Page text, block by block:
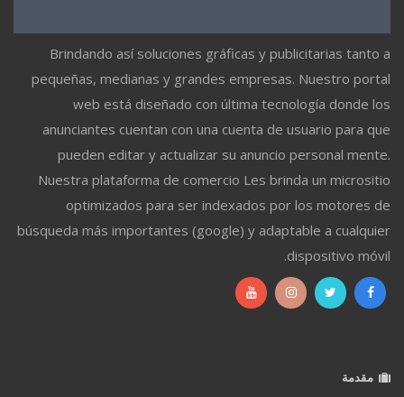
Brindando así soluciones gráficas y publicitarias tanto a
pequeñas, medianas y grandes empresas. Nuestro portal
web está diseñado con última tecnología donde los
anunciantes cuentan con una cuenta de usuario para que
pueden editar y actualizar su anuncio personal mente.
Nuestra plataforma de comercio Les brinda un micrositio
optimizados para ser indexados por los motores de
búsqueda más importantes (google) y adaptable a cualquier
dispositivo móvil.
مقدمة